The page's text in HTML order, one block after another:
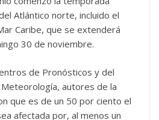
Atlántico norte, incluido el
Caribe, que se extenderá
30 de noviembre.
de Pronósticos y del
autores de la
que es de un 50 por ciento el
afectada por, al menos un